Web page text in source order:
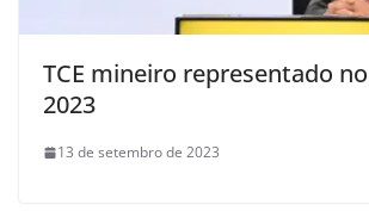
TCE mineiro representado no
2023
13 de setembro de 2023